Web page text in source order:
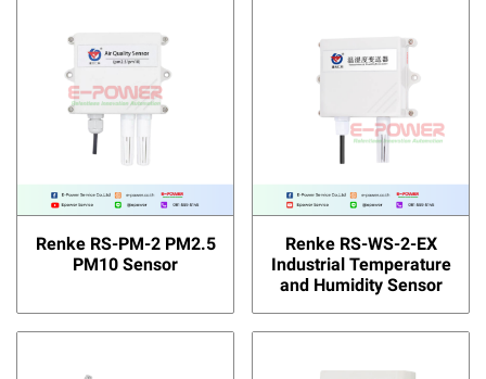
Renke RS-PM-2 PM2.5
PM10 Sensor
Renke RS-WS-2-EX
Industrial Temperature
and Humidity Sensor